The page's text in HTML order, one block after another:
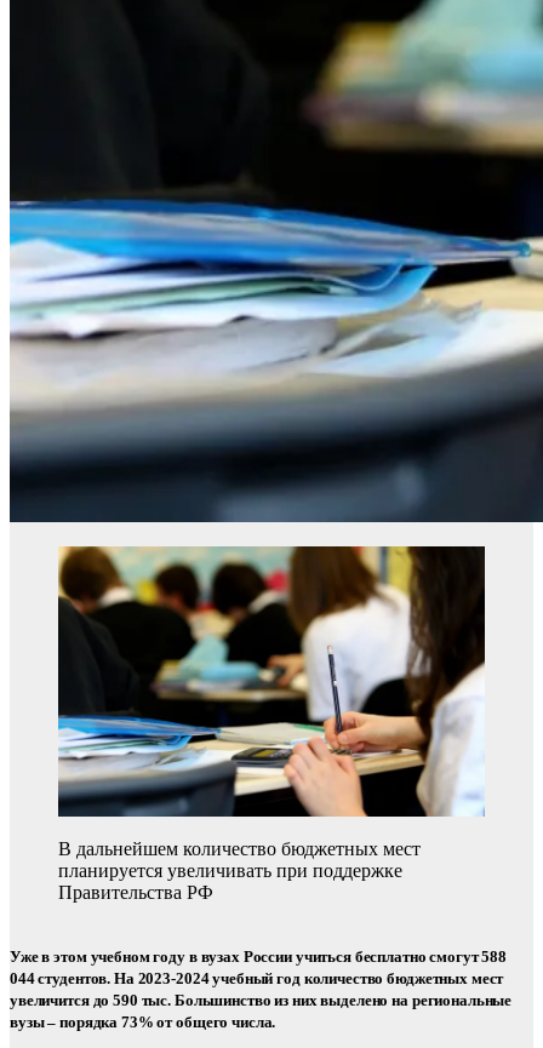
В дальнейшем количество бюджетных мест
планируется увеличивать при поддержке
Правительства РФ
Уже в этом учебном году в вузах России учиться бесплатно смогут 588
044 студентов. На 2023-2024 учебный год количество бюджетных мест
увеличится до 590 тыс. Большинство из них выделено на региональные
вузы – порядка 73% от общего числа.